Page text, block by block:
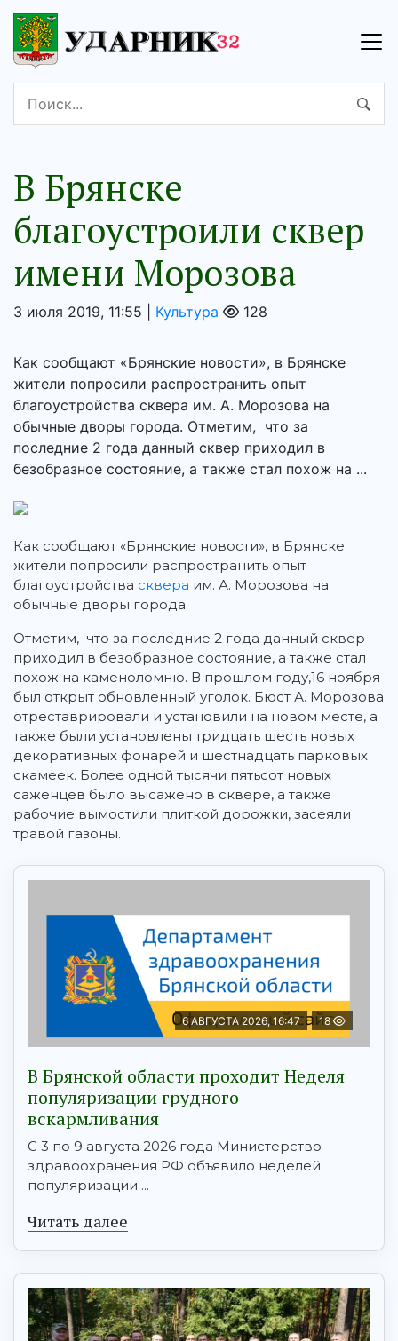
В Брянске
благоустроили сквер
имени Морозова
3 июля 2019, 11:55 | Культура 128
Как сообщают «Брянские новости», в Брянске
жители попросили распространить опыт
благоустройства сквера им. А. Морозова на
обычные дворы города. Отметим, что за
последние 2 года данный сквер приходил в
безобразное состояние, а также стал похож на ...
Как сообщают «Брянские новости», в Брянске
жители попросили распространить опыт
благоустройства сквера им. А. Морозова на
обычные дворы города.
Отметим, что за последние 2 года данный сквер
приходил в безобразное состояние, а также стал
похож на каменоломню. В прошлом году,16 ноября
был открыт обновленный уголок. Бюст А. Морозова
отреставрировали и установили на новом месте, а
также были установлены тридцать шесть новых
декоративных фонарей и шестнадцать парковых
скамеек. Более одной тысячи пятьсот новых
саженцев было высажено в сквере, а также
рабочие вымостили плиткой дорожки, засеяли
травой газоны.
6 АВГУСТА 2026, 16:47 18
В Брянской области проходит Неделя
популяризации грудного
вскармливания
С 3 по 9 августа 2026 года Министерство
здравоохранения РФ объявило неделей
популяризации ...
Читать далее